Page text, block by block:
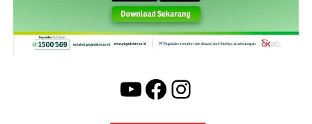
YouTube
Facebook
Instagram